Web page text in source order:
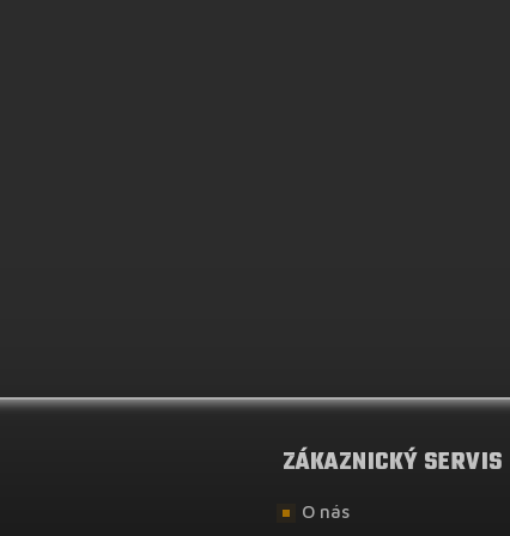
ZÁKAZNICKÝ SERVIS
O nás